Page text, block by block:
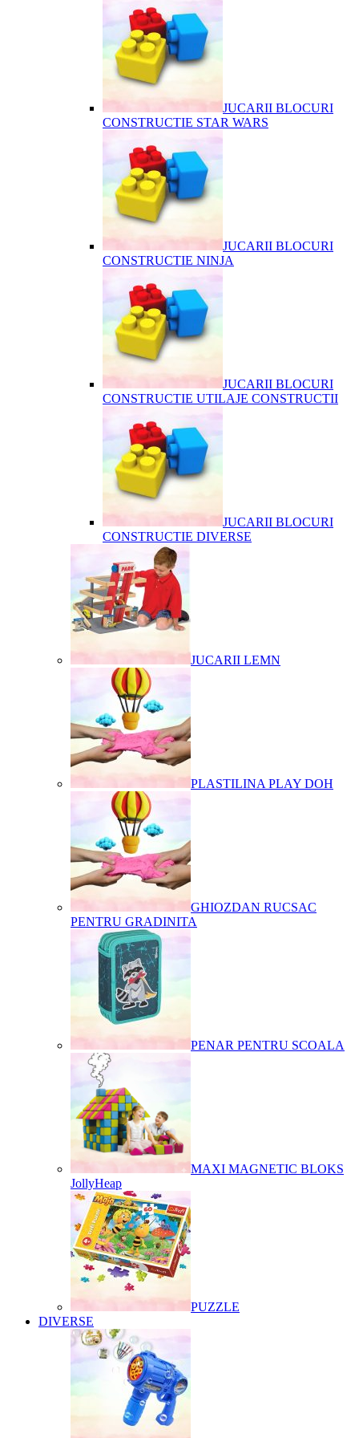
JUCARII BLOCURI
CONSTRUCTIE STAR WARS
JUCARII BLOCURI
CONSTRUCTIE NINJA
JUCARII BLOCURI
CONSTRUCTIE UTILAJE CONSTRUCTII
JUCARII BLOCURI
CONSTRUCTIE DIVERSE
JUCARII LEMN
PLASTILINA PLAY DOH
GHIOZDAN RUCSAC
PENTRU GRADINITA
PENAR PENTRU SCOALA
MAXI MAGNETIC BLOKS
JollyHeap
PUZZLE
DIVERSE